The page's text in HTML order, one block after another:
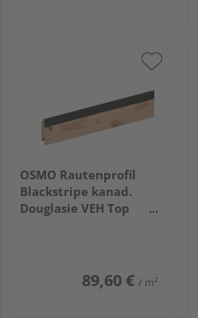
OSMO Rautenprofil
Blackstripe kanad.
Douglasie VEH Top
89,60 € / m²